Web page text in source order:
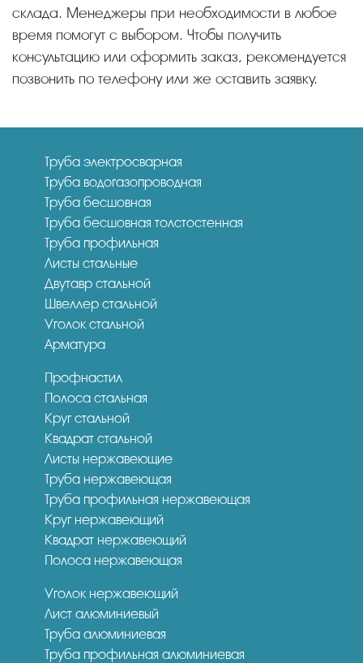
склада. Менеджеры при необходимости в любое
время помогут с выбором. Чтобы получить
консультацию или оформить заказ, рекомендуется
позвонить по телефону или же оставить заявку.
Труба электросварная
Труба водогазопроводная
Труба бесшовная
Труба бесшовная толстостенная
Труба профильная
Листы стальные
Двутавр стальной
Швеллер стальной
Уголок стальной
Арматура
Профнастил
Полоса стальная
Круг стальной
Квадрат стальной
Листы нержавеющие
Труба нержавеющая
Труба профильная нержавеющая
Круг нержавеющий
Квадрат нержавеющий
Полоса нержавеющая
Уголок нержавеющий
Лист алюминиевый
Труба алюминиевая
Труба профильная алюминиевая